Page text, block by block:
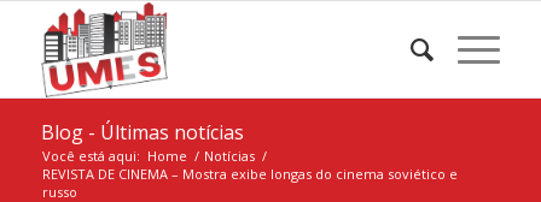
Blog - Últimas notícias
Você está aqui: Home / Notícias /
REVISTA DE CINEMA – Mostra exibe longas do cinema soviético e
russo